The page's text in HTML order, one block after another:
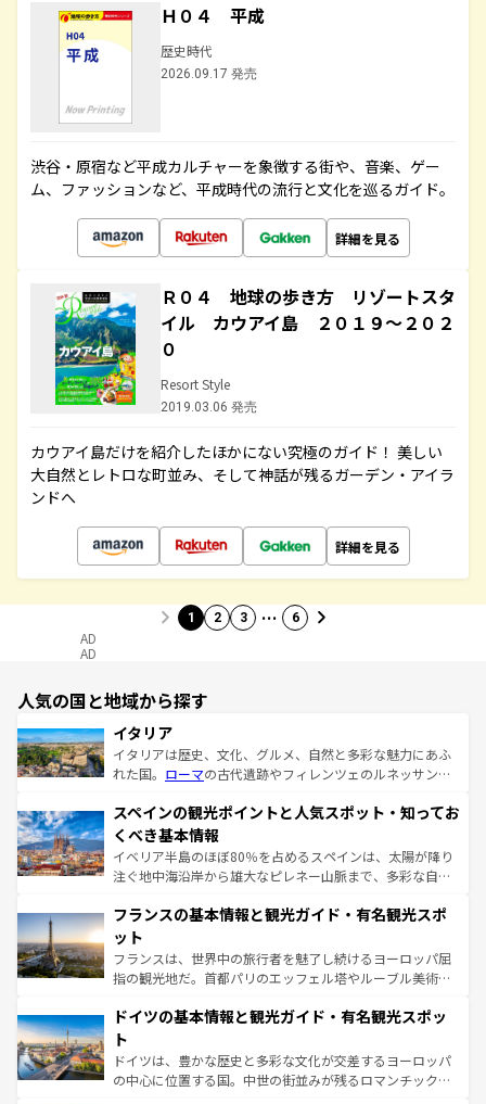
Ｈ０４ 平成
歴史時代
2026.09.17 発売
渋谷・原宿など平成カルチャーを象徴する街や、音楽、ゲー
ム、ファッションなど、平成時代の流行と文化を巡るガイド。
詳細を見る
Ｒ０４ 地球の歩き方 リゾートスタ
イル カウアイ島 ２０１９～２０２
０
Resort Style
2019.03.06 発売
カウアイ島だけを紹介したほかにない究極のガイド！ 美しい
大自然とレトロな町並み、そして神話が残るガーデン・アイラ
ンドへ
詳細を見る
1 2 3 … 6
AD
AD
人気の国と地域から探す
イタリア
イタリアは歴史、文化、グルメ、自然と多彩な魅力にあふ
れた国。 ローマの古代遺跡やフィレンツェのルネッサンス
ろん、トスカーナの美しい田園風景やアマルフィ海岸の絶
景など、自然景観も見逃せない。観光の合間には、本場の
ピザやパスタなど、絶品のイタリア料理を堪能することも
できる。朝目覚めてから夜眠るまで、すべての瞬間を楽し
なお、新着のイタリア情報はコンテンツ一覧を参照してほ
しい。
スペインの観光ポイントと人気スポット・知ってお
くべき基本情報
イベリア半島のほぼ80％を占めるスペインは、太陽が降り
注ぐ地中海沿岸から雄大なピレネー山脈まで、多彩な自然
文化が根付くこの国では、情熱的なフラメンコ、熱気あふ
れる闘牛、そして美味しいタパスが生活の一部となってい
る。首都マドリードの洗練された雰囲気や、バルセロナの
アートに溢れた街角から、地方では古代ローマ遺跡や中世
せる。地方によって風土や気候が異なるスペインはその個
ンテンツ一覧 を参照してほしい。
フランスの基本情報と観光ガイド・有名観光スポ
ット
フランスは、世界中の旅行者を魅了し続けるヨーロッパ屈
指の観光地だ。首都パリのエッフェル塔やルーブル美術館
で、幅広い魅力が詰まっている。華麗な宮殿、歴史的な大
聖堂、美しいビーチ、そして豊かな自然が、訪れる者を心
から魅了する。また、フランスは美食の国としても知ら
れ、フランス料理はユネスコ無形文化遺産にも登録されて
ドイツの基本情報と観光ガイド・有名観光スポッ
ト
ドイツは、豊かな歴史と多彩な文化が交差するヨーロッパ
の中心に位置する国。中世の街並みが残るロマンチック街